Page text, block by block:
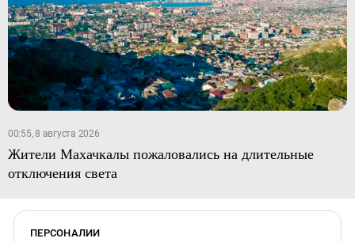
00:55, 8 августа 2026
Жители Махачкалы пожаловались на длительные
отключения света
ПЕРСОНАЛИИ